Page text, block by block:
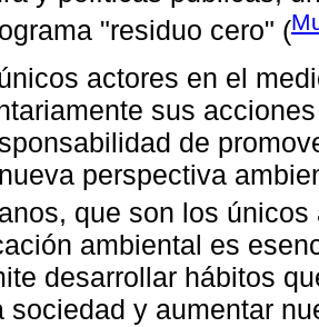
"residuo cero" (
actores en el
sus
de
perspectiva
que son los únicos
ambiental es
desarrollar hábitos
sociedad y aumentar